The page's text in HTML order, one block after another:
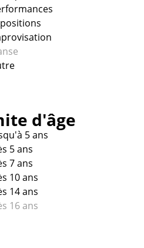
d'âge
5 ans
5 ans
7 ans
10 ans
14 ans
16 ans